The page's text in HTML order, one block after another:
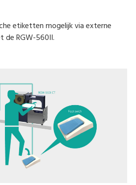
etiketten mogelijk via externe
de RGW-560II.